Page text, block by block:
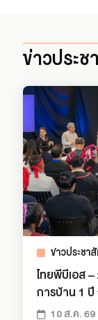
ข่าวประ
ข่าวประชา
ไทยพีบีเอส
การบ้าน 1
10 ส.ค. 69